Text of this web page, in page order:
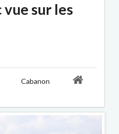
vue sur les
Cabanon